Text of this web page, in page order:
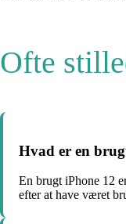
Ofte
Hvad er en
En brugt iPhone 12
efter at have været